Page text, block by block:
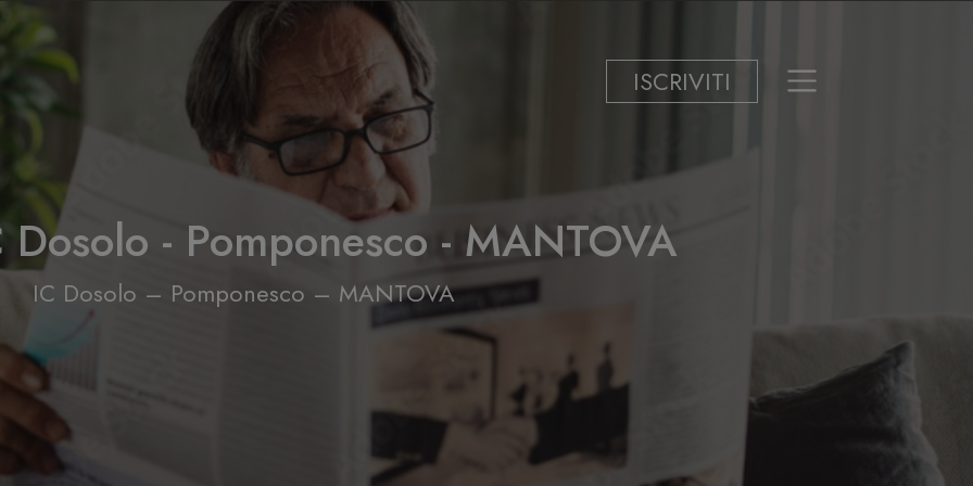
ISCRIVITI
Dosolo - Pomponesco - MANTOVA
IC Dosolo – Pomponesco – MANTOVA